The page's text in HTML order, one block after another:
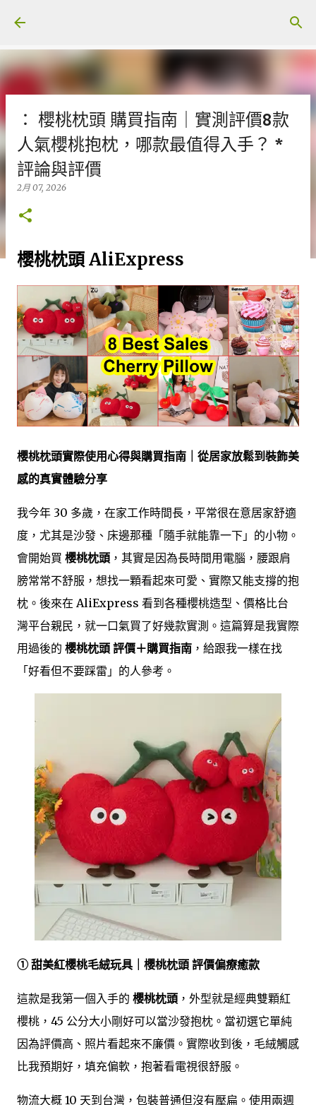
： 櫻桃枕頭 購買指南｜實測評價8款
人氣櫻桃抱枕，哪款最值得入手？ *
評論與評價
2月 07, 2026
櫻桃枕頭 AliExpress
櫻桃枕頭實際使用心得與購買指南｜從居家放鬆到裝飾美
感的真實體驗分享
我今年 30 多歲，在家工作時間長，平常很在意居家舒適
度，尤其是沙發、床邊那種「隨手就能靠一下」的小物。
會開始買 櫻桃枕頭 ，其實是因為長時間用電腦，腰跟肩
膀常常不舒服，想找一顆看起來可愛、實際又能支撐的抱
枕。後來在 AliExpress 看到各種櫻桃造型、價格比台
灣平台親民，就一口氣買了好幾款實測。這篇算是我實際
用過後的 櫻桃枕頭 評價＋購買指南 ，給跟我一樣在找
「好看但不要踩雷」的人參考。
① 甜美紅櫻桃毛絨玩具｜櫻桃枕頭 評價偏療癒款
這款是我第一個入手的 櫻桃枕頭 ，外型就是經典雙顆紅
櫻桃，45 公分大小剛好可以當沙發抱枕。當初選它單純
因為評價高、照片看起來不廉價。實際收到後，毛絨觸感
比我預期好，填充偏軟，抱著看電視很舒服。
物流大概 10 天到台灣，包裝普通但沒有壓扁。使用兩週